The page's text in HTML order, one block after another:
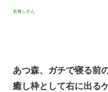
名無しさん
あつ森、ガチで寝る前
癒し枠として右に出る